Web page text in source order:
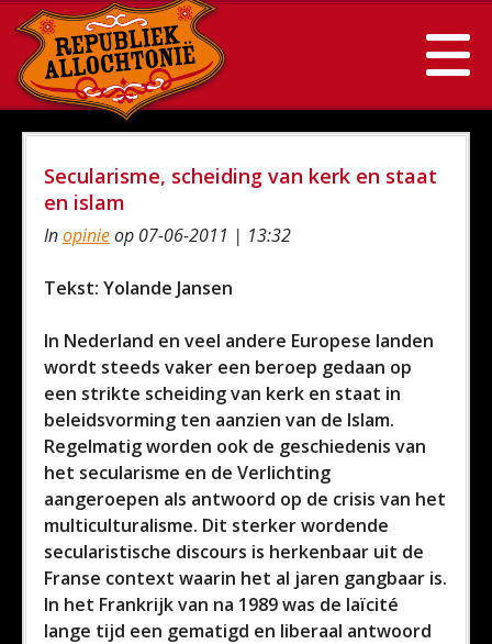
Secularisme, scheiding van kerk en staat
en islam
Inopinieop 07-06-2011 | 13:32
Tekst: Yolande Jansen
In Nederland en veel andere Europese landen
wordt steeds vaker een beroep gedaan op
een strikte scheiding van kerk en staat in
beleidsvorming ten aanzien van de Islam.
Regelmatig worden ook de geschiedenis van
het secularisme en de Verlichting
aangeroepen als antwoord op de crisis van het
multiculturalisme. Dit sterker wordende
secularistische discours is herkenbaar uit de
Franse context waarin het al jaren gangbaar is.
In het Frankrijk van na 1989 was de laïcité
lange tijd een gematigd en liberaal antwoord